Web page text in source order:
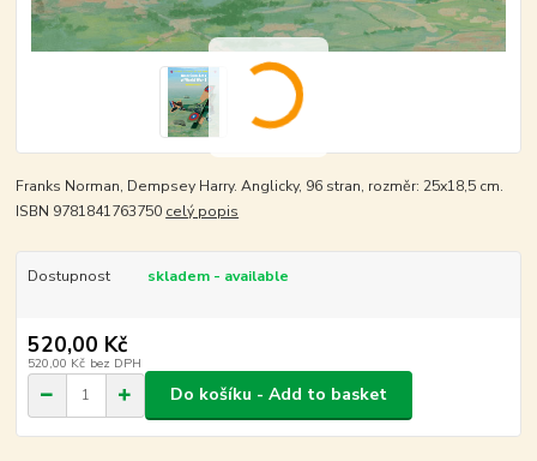
Franks Norman, Dempsey Harry. Anglicky, 96 stran, rozměr: 25x18,5 cm.
ISBN 9781841763750 celý popis
Dostupnost skladem - available
520,00 Kč
520,00 Kč bez DPH
Do košíku - Add to basket